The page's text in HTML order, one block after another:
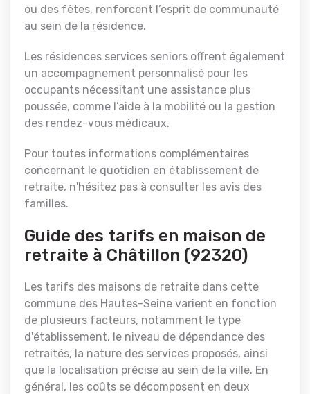
ou des fêtes, renforcent l’esprit de communauté
au sein de la résidence.
Les résidences services seniors offrent également
un accompagnement personnalisé pour les
occupants nécessitant une assistance plus
poussée, comme l’aide à la mobilité ou la gestion
des rendez-vous médicaux.
Pour toutes informations complémentaires
concernant le quotidien en établissement de
retraite, n'hésitez pas à consulter les avis des
familles.
Guide des tarifs en maison de
retraite à Châtillon (92320)
Les tarifs des maisons de retraite dans cette
commune des Hautes-Seine varient en fonction
de plusieurs facteurs, notamment le type
d'établissement, le niveau de dépendance des
retraités, la nature des services proposés, ainsi
que la localisation précise au sein de la ville. En
général, les coûts se décomposent en deux